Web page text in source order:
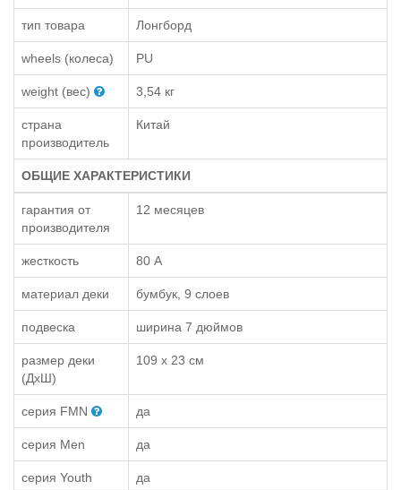
тип товара Лонгборд
wheels (колеса) PU
weight (вес) 3,54 кг
страна
производитель
Китай
ОБЩИЕ ХАРАКТЕРИСТИКИ
гарантия от
производителя
12 месяцев
жесткость 80 А
материал деки бумбук, 9 слоев
подвеска ширина 7 дюймов
размер деки
(ДхШ)
109 х 23 см
серия FMN да
серия Men да
серия Youth да